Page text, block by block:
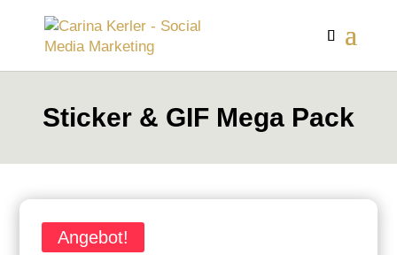
Sticker & GIF Mega Pack
Angebot!